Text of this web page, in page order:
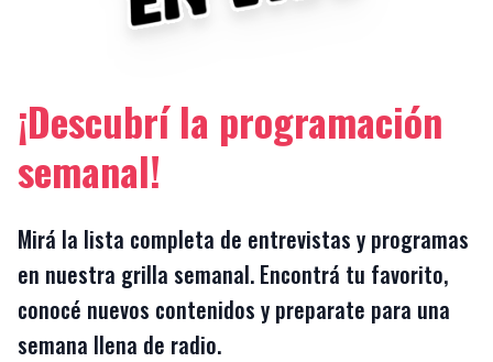
¡Descubrí la programación
semanal!
Mirá la lista completa de entrevistas y programas
en nuestra grilla semanal. Encontrá tu favorito,
conocé nuevos contenidos y preparate para una
semana llena de radio.